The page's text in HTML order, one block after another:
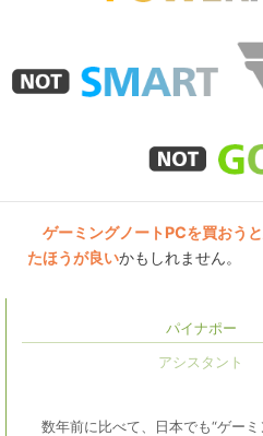
ゲーミングノートPCを買おう
たほうが良いかもしれません。
パイナポー
数年前に比べて、日本でも“ゲー